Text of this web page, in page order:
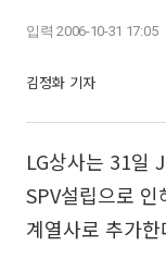
입력 2006-10-31 17:05
김정화 기자
LG상사는 31일
SPV설립으로
계열사로 추가